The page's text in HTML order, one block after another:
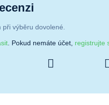
výběru dovolené.
. Pokud nemáte účet, registrujte